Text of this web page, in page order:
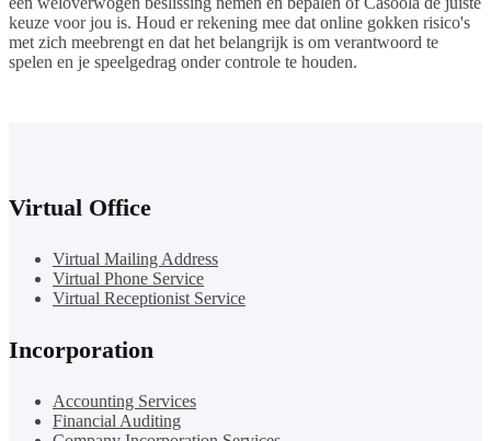
keuze voor jou is. Houd er rekening mee dat online gokken risico's
met zich meebrengt en dat het belangrijk is om verantwoord te
spelen en je speelgedrag onder controle te houden.
Virtual Office
Virtual Mailing Address
Virtual Phone Service
Virtual Receptionist Service
Incorporation
Accounting Services
Financial Auditing